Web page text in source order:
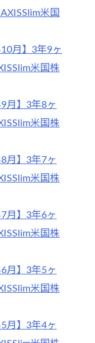
米国
月】3年9ヶ
米国株
月】3年8ヶ
米国株
月】3年7ヶ
米国株
月】3年6ヶ
米国株
月】3年5ヶ
米国株
月】3年4ヶ